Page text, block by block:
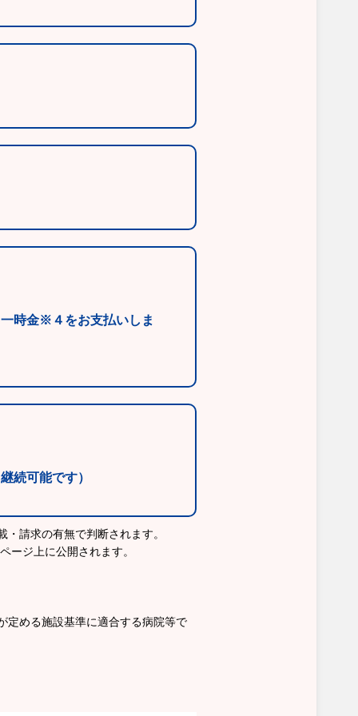
時金※４をお支払いしま
続可能です）
請求の有無で判断されます。
ージ上に公開されます。
める施設基準に適合する病院等で